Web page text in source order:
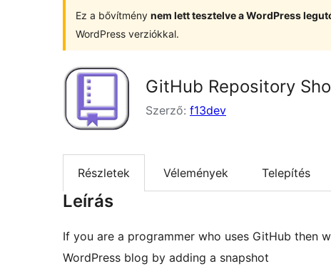
Ez a bővítmény nem lett tesztelve a WordPress
WordPress verziókkal.
GitHub Repository
Szerző: f13dev
Részletek Vélemények Telepítés
Leírás
If you are a programmer who uses GitHub then
WordPress blog by adding a snapshot